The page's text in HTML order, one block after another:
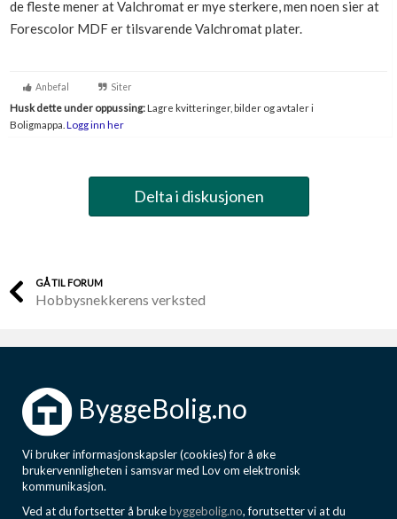
Boligmappa+
Få mer ut av Boligmappa
de fleste mener at Valchromat er mye sterkere, men noen sier at
Forescolor MDF er tilsvarende Valchromat plater.
Anbefal Siter
Husk dette under oppussing:Lagre kvitteringer, bilder og avtaler i
Boligmappa. Logg inn her
Delta i diskusjonen
GÅ TIL FORUM
Hobbysnekkerens verksted
ByggeBolig.no
Vi bruker informasjonskapsler (cookies) for å øke
brukervennligheten i samsvar med Lov om elektronisk
kommunikasjon.
Ved at du fortsetter å brukebyggebolig.no, forutsetter vi at du